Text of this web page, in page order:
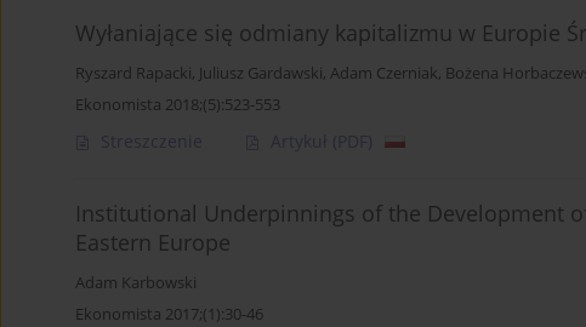
Wyłaniające się odmiany kapitalizmu w Europie
Ryszard Rapacki, Juliusz Gardawski, Adam Czerniak, Bożena
Ekonomista 2018;(5):523-553
Streszczenie Artykuł (PDF)
Institutional Underpinnings of the Development
Eastern Europe
Adam Karbowski
Ekonomista 2017;(1):30-46